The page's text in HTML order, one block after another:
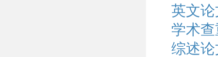
英文
学术
综述